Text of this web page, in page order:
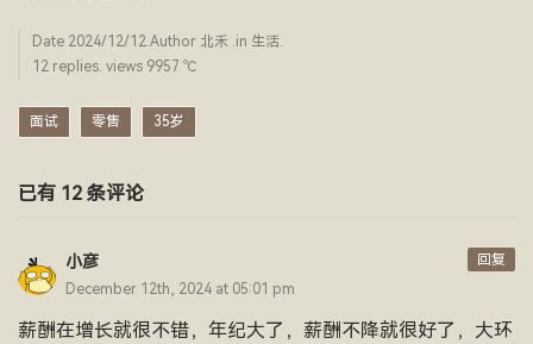
Date 2024/12/12.Author 北禾 .in 生活.
12 replies. views 9957 ­℃
面试 零售 35岁
已有 12 条评论
小彦
December 12th, 2024 at 05:01 pm
薪酬在增长就很不错，年纪大了，薪酬不降就很好了，大环
回复